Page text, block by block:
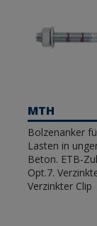
MTH
Bolzenanker
Lasten in
Beton. ETB-
Opt.7.
Verzinkter Clip